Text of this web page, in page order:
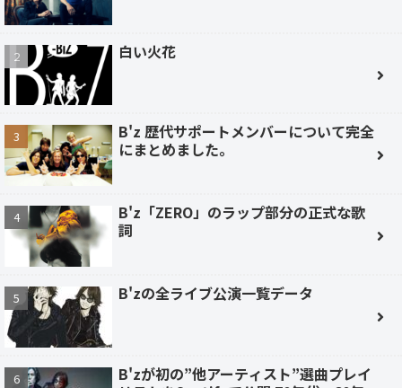
白い火花
B'z 歴代サポートメンバーについて完全
にまとめました。
B'z「ZERO」のラップ部分の正式な歌
詞
B'zの全ライブ公演一覧データ
B'zが初の”他アーティスト”選曲プレイ